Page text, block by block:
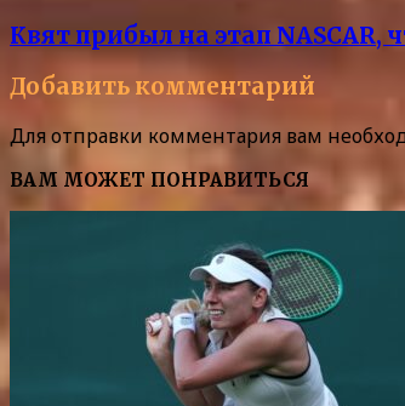
Квят прибыл на этап
Добавить комментарий
Для отправки комментария вам
ВАМ МОЖЕТ ПОНРАВИТЬСЯ